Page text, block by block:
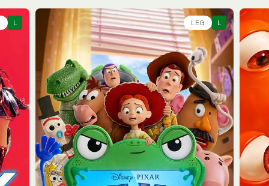
L LEG L
Animação, Aventura, Comédia • • 1h40